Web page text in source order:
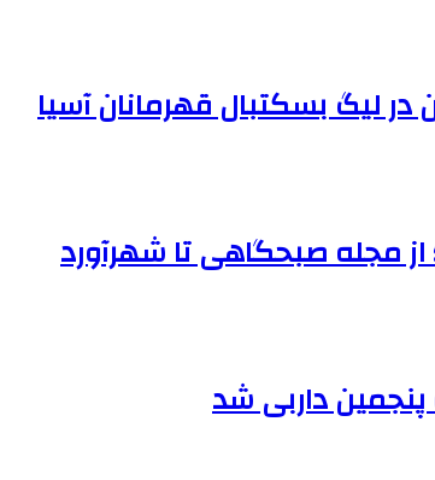
در لیگ بسکتبال قهرمانان آسیا
از مجله صبحگاهی تا شهرآورد
پنجمین داربی شد